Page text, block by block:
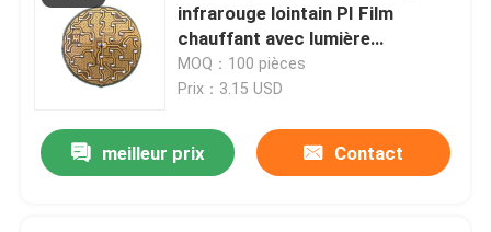
infrarouge lointain PI Film
chauffant avec lumière
infrarouge lointain
MOQ：100 pièces
Prix：3.15 USD
meilleur prix Contact